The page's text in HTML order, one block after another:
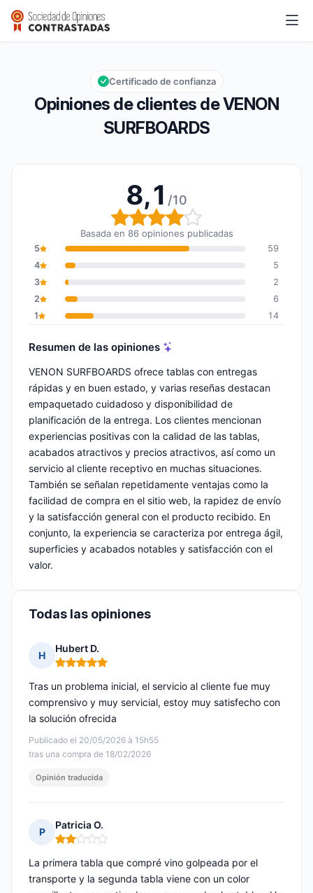
VENON SURFBOARDS
Calificación global: 8,1 de 10
8,1/10
Opiniones de clientes de VENON
SURFBOARDS
Certificado de confianza
8,1 /10
Calificación global: 8,1
Basada en 86 opiniones publicadas
5
59
4
5
3
2
2
6
1
14
Resumen de las opiniones
VENON SURFBOARDS ofrece tablas con entregas
rápidas y en buen estado, y varias reseñas destacan
empaquetado cuidadoso y disponibilidad de
planificación de la entrega. Los clientes mencionan
experiencias positivas con la calidad de las tablas,
acabados atractivos y precios atractivos, así como un
servicio al cliente receptivo en muchas situaciones.
También se señalan repetidamente ventajas como la
facilidad de compra en el sitio web, la rapidez de envío
y la satisfacción general con el producto recibido. En
conjunto, la experiencia se caracteriza por entrega ágil,
superficies y acabados notables y satisfacción con el
valor.
Todas las opiniones
H
Hubert D.
Nota: 5 de 5
Publicado el 20/05/2026 à 15h55
tras una compra de 18/02/2026
Tras un problema inicial, el servicio al cliente fue muy
comprensivo y muy servicial, estoy muy satisfecho con
la solución ofrecida
Opinión traducida
P
Patricia O.
Nota: 2 de 5
La primera tabla que compré vino golpeada por el
transporte y la segunda tabla viene con un color